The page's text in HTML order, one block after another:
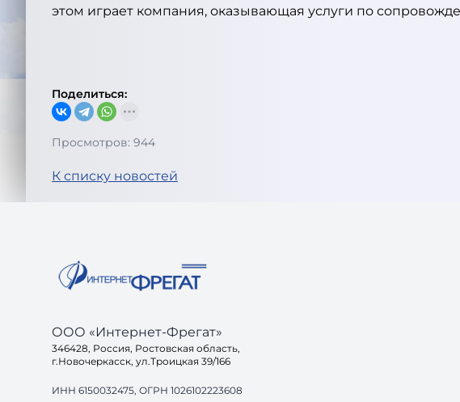
этом играет компания, оказывающая услуги по
Поделиться:
Просмотров: 944
К списку новостей
ООО «Интернет-Фрегат»
346428, Россия, Ростовская область,
г.Новочеркасск, ул.Троицкая 39/166
ИНН 6150032475, ОГРН 1026102223608